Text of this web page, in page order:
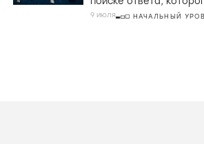
9 июля НАЧАЛЬНЫЙ